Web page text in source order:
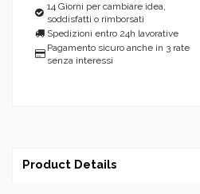
14 Giorni per cambiare idea,
soddisfatti o rimborsati
Spedizioni entro 24h lavorative
Pagamento sicuro anche in 3 rate
senza interessi
Product Details